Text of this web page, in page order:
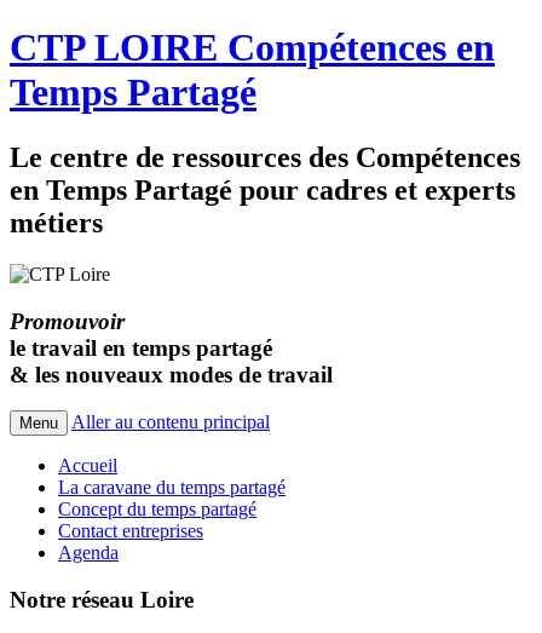
CTP LOIRE Compétences en
Temps Partagé
Le centre de ressources des Compétences
en Temps Partagé pour cadres et experts
métiers
Promouvoir
le travail en temps partagé
& les nouveaux modes de travail
Menu Aller au contenu principal
Accueil
La caravane du temps partagé
Concept du temps partagé
Contact entreprises
Agenda
Notre réseau Loire